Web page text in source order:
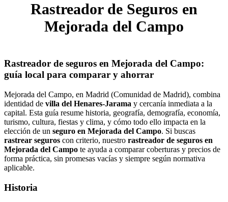
Rastreador de Seguros en
Mejorada del Campo
Rastreador de seguros en Mejorada del Campo:
guía local para comparar y ahorrar
Mejorada del Campo, en Madrid (Comunidad de Madrid), combina
identidad de villa del Henares-Jarama y cercanía inmediata a la
capital. Esta guía resume historia, geografía, demografía, economía,
turismo, cultura, fiestas y clima, y cómo todo ello impacta en la
elección de un seguro en Mejorada del Campo. Si buscas
rastrear seguros con criterio, nuestro rastreador de seguros en
Mejorada del Campo te ayuda a comparar coberturas y precios de
forma práctica, sin promesas vacías y siempre según normativa
aplicable.
Historia